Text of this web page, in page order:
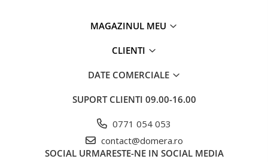
MAGAZINUL MEU
CLIENTI
DATE COMERCIALE
SUPORT CLIENTI 09.00-16.00
0771 054 053
contact@domera.ro
SOCIAL URMARESTE-NE IN SOCIAL MEDIA